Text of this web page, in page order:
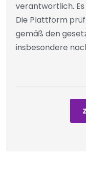
verantwortlich.
Die Plattform
gemäß den
insbesondere